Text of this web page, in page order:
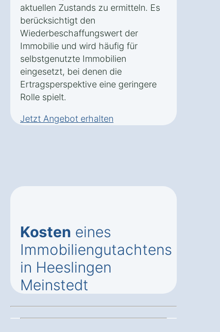
aktuellen Zustands zu ermitteln. Es
berücksichtigt den
Wiederbeschaffungswert der
Immobilie und wird häufig für
selbstgenutzte Immobilien
eingesetzt, bei denen die
Ertragsperspektive eine geringere
Rolle spielt.
Jetzt Angebot erhalten
Kosten eines
Immobiliengutachtens
in Heeslingen
Meinstedt